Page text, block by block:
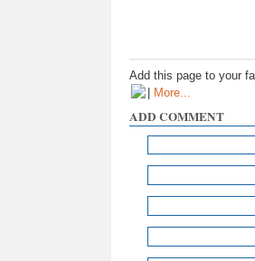
Add this page to your
| More...
ADD COMMENT